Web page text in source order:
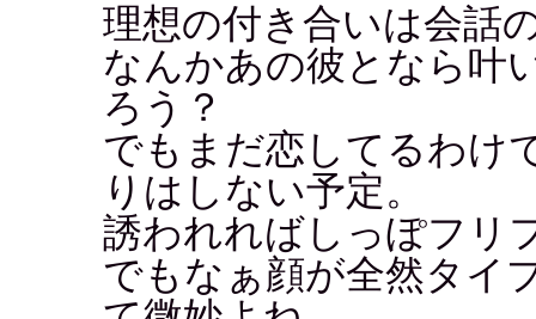
理想の付き合いは会話
なんかあの彼となら叶
ろう？
でもまだ恋してるわけ
りはしない予定。
誘われればしっぽフリ
でもなぁ顔が全然タイ